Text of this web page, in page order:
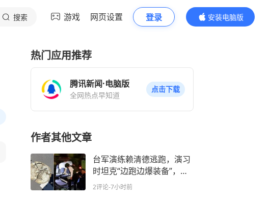
搜索 游戏 网页设置 登录
安装电脑版
内容更精彩
热门应用推荐
腾讯新闻·电脑版
全网热点早知道
点击下载
作者其他文章
台军演练赖清德逃跑，演习
时坦克“边跑边爆装备”，被
民众提醒才捡回来
2评论-7小时前